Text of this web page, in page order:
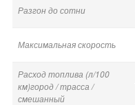
Разгон до сотни
Максимальная скорость
Расход топлива (л/100
км)город / трасса /
смешанный